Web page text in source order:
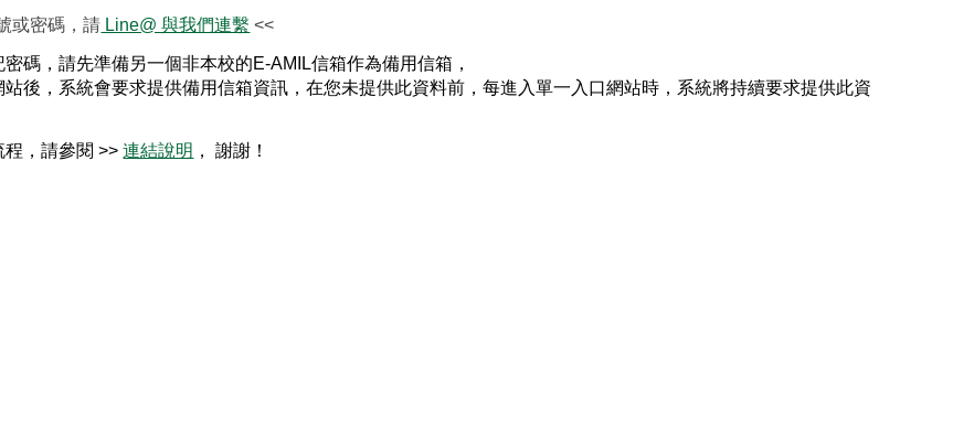
或密碼，請 Line@ 與我們連繫 <<
碼，請先準備另一個非本校的E-AMIL信箱作為備用信箱，
後，系統會要求提供備用信箱資訊，在您未提供此資料前，每進入單一入口網站時，系統將持續要求提供此資
程，請參閱 >> 連結說明 ， 謝謝！